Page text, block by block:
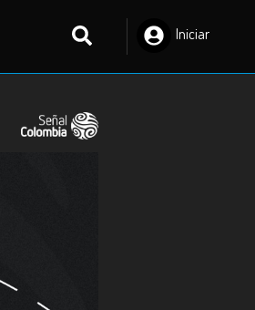
Iniciar